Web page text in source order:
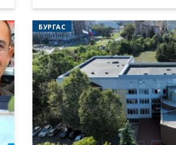
БУРГАС